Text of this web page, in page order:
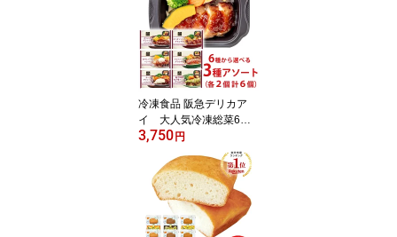
冷凍食品 阪急デリカア
イ 大人気冷凍総菜6種
の中からお好み3種をセ
レクト！ 全3種×2個（計
6個） 冷凍 冷凍弁当 おか
ずのみ 冷凍 弁当 おかず
お弁当 セット 詰め合わ
せ
3,750円